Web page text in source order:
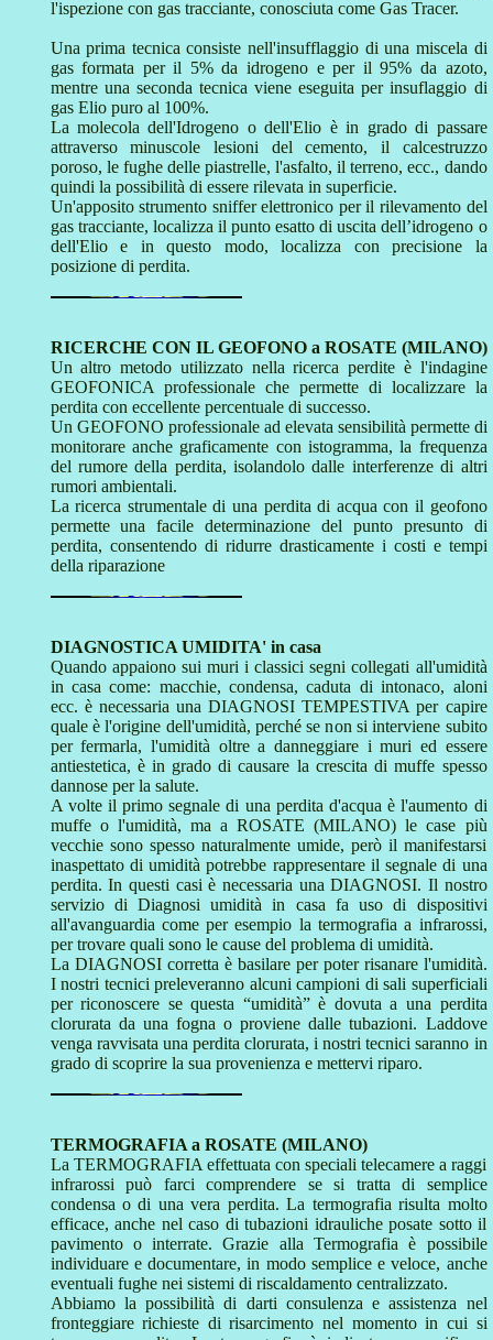
l'ispezione con gas tracciante, conosciuta come Gas Tracer.
Una prima tecnica consiste nell'insufflaggio di una miscela di
gas formata per il 5% da idrogeno e per il 95% da azoto,
mentre una seconda tecnica viene eseguita per insuflaggio di
gas Elio puro al 100%.
La molecola dell'Idrogeno o dell'Elio è in grado di passare
attraverso minuscole lesioni del cemento, il calcestruzzo
poroso, le fughe delle piastrelle, l'asfalto, il terreno, ecc., dando
quindi la possibilità di essere rilevata in superficie.
Un'apposito strumento sniffer elettronico per il rilevamento del
gas tracciante, localizza il punto esatto di uscita dell’idrogeno o
dell'Elio e in questo modo, localizza con precisione la
posizione di perdita.
RICERCHE CON IL GEOFONO a ROSATE (MILANO)
Un altro metodo utilizzato nella ricerca perdite è l'indagine
GEOFONICA professionale che permette di localizzare la
perdita con eccellente percentuale di successo.
Un GEOFONO professionale ad elevata sensibilità permette di
monitorare anche graficamente con istogramma, la frequenza
del rumore della perdita, isolandolo dalle interferenze di altri
rumori ambientali.
La ricerca strumentale di una perdita di acqua con il geofono
permette una facile determinazione del punto presunto di
perdita, consentendo di ridurre drasticamente i costi e tempi
della riparazione
DIAGNOSTICA UMIDITA' in casa
Quando appaiono sui muri i classici segni collegati all'umidità
in casa come: macchie, condensa, caduta di intonaco, aloni
ecc. è necessaria una DIAGNOSI TEMPESTIVA per capire
quale è l'origine dell'umidità, perché se non si interviene subito
per fermarla, l'umidità oltre a danneggiare i muri ed essere
antiestetica, è in grado di causare la crescita di muffe spesso
dannose per la salute.
A volte il primo segnale di una perdita d'acqua è l'aumento di
muffe o l'umidità, ma a ROSATE (MILANO) le case più
vecchie sono spesso naturalmente umide, però il manifestarsi
inaspettato di umidità potrebbe rappresentare il segnale di una
perdita. In questi casi è necessaria una DIAGNOSI. Il nostro
servizio di Diagnosi umidità in casa fa uso di dispositivi
all'avanguardia come per esempio la termografia a infrarossi,
per trovare quali sono le cause del problema di umidità.
La DIAGNOSI corretta è basilare per poter risanare l'umidità.
I nostri tecnici preleveranno alcuni campioni di sali superficiali
per riconoscere se questa “umidità” è dovuta a una perdita
clorurata da una fogna o proviene dalle tubazioni. Laddove
venga ravvisata una perdita clorurata, i nostri tecnici saranno in
grado di scoprire la sua provenienza e mettervi riparo.
TERMOGRAFIA a ROSATE (MILANO)
La TERMOGRAFIA effettuata con speciali telecamere a raggi
infrarossi può farci comprendere se si tratta di semplice
condensa o di una vera perdita. La termografia risulta molto
efficace, anche nel caso di tubazioni idrauliche posate sotto il
pavimento o interrate. Grazie alla Termografia è possibile
individuare e documentare, in modo semplice e veloce, anche
eventuali fughe nei sistemi di riscaldamento centralizzato.
Abbiamo la possibilità di darti consulenza e assistenza nel
fronteggiare richieste di risarcimento nel momento in cui si